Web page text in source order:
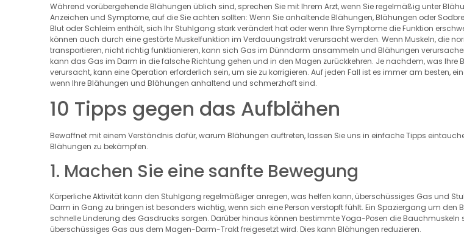
Während vorübergehende Blähungen üblich sind, sprechen Sie mit Ihrem Arzt, wenn Sie regelmäßig unter
Anzeichen und Symptome, auf die Sie achten sollten: Wenn Sie anhaltende Blähungen, Blähungen oder
Blut oder Schleim enthält, sich Ihr Stuhlgang stark verändert hat oder wenn Ihre Symptome die Funktion
können auch durch eine gestörte Muskelfunktion im Verdauungstrakt verursacht werden. Wenn Muskeln, die
transportieren, nicht richtig funktionieren, kann sich Gas im Dünndarm ansammeln und Blähungen
kann das Gas im Darm in die falsche Richtung gehen und in den Magen zurückkehren. Je nachdem, was Ihre
verursacht, kann eine Operation erforderlich sein, um sie zu korrigieren. Auf jeden Fall ist es immer am besten,
wenn Ihre Blähungen und Blähungen anhaltend und schmerzhaft sind.
10 Tipps gegen das Aufblähen
Bewaffnet mit einem Verständnis dafür, warum Blähungen auftreten, lassen Sie uns in einfache Tipps
Blähungen zu bekämpfen.
1. Machen Sie eine sanfte Bewegung
Körperliche Aktivität kann den Stuhlgang regelmäßiger anregen, was helfen kann, überschüssiges Gas und
Darm in Gang zu bringen ist besonders wichtig, wenn sich eine Person verstopft fühlt. Ein Spaziergang um den
schnelle Linderung des Gasdrucks sorgen. Darüber hinaus können bestimmte Yoga-Posen die Bauchmuskeln
überschüssiges Gas aus dem Magen-Darm-Trakt freigesetzt wird. Dies kann Blähungen reduzieren.